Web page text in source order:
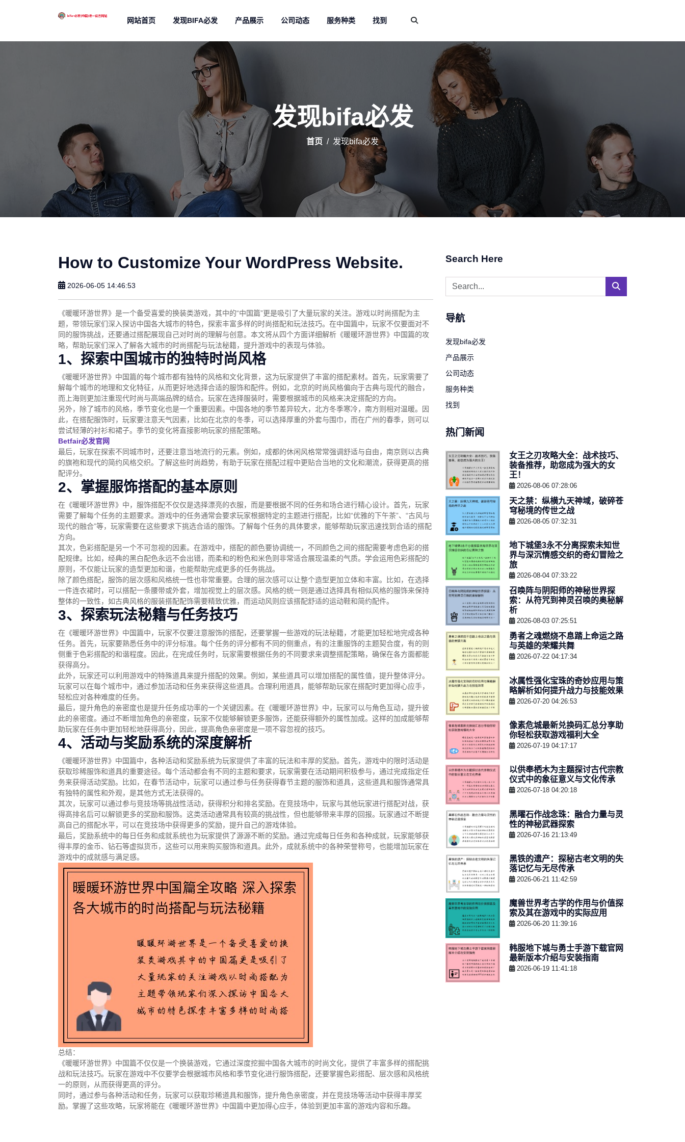
网站首页 发现BIFA必发 产品展示 公司动态 服务种类 找到
发现bifa必发
首页 发现bifa必发
How to Customize Your WordPress Website.
2026-06-05 14:46:53
《暖暖环游世界》是一个备受喜爱的换装类游戏，其中的“中国篇”更是吸引了大量玩家的关注。游戏以时尚搭配为主
题，带领玩家们深入探访中国各大城市的特色，探索丰富多样的时尚搭配和玩法技巧。在中国篇中，玩家不仅要面对不
同的服饰挑战，还要通过搭配展现自己对时尚的理解与创意。本文将从四个方面详细解析《暖暖环游世界》中国篇的攻
略，帮助玩家们深入了解各大城市的时尚搭配与玩法秘籍，提升游戏中的表现与体验。
1、探索中国城市的独特时尚风格
《暖暖环游世界》中国篇的每个城市都有独特的风格和文化背景，这为玩家提供了丰富的搭配素材。首先，玩家需要了
解每个城市的地理和文化特征，从而更好地选择合适的服饰和配件。例如，北京的时尚风格偏向于古典与现代的融合，
而上海则更加注重现代时尚与高端品牌的结合。玩家在选择服装时，需要根据城市的风格来决定搭配的方向。
另外，除了城市的风格，季节变化也是一个重要因素。中国各地的季节差异较大，北方冬季寒冷，南方则相对温暖。因
此，在搭配服饰时，玩家要注意天气因素，比如在北京的冬季，可以选择厚重的外套与围巾，而在广州的春季，则可以
尝试轻薄的衬衫和裙子。季节的变化将直接影响玩家的搭配策略。
Betfair必发官网
最后，玩家在探索不同城市时，还要注意当地流行的元素。例如，成都的休闲风格常常强调舒适与自由，南京则以古典
的旗袍和现代的简约风格交织。了解这些时尚趋势，有助于玩家在搭配过程中更贴合当地的文化和潮流，获得更高的搭
配评分。
2、掌握服饰搭配的基本原则
在《暖暖环游世界》中，服饰搭配不仅仅是选择漂亮的衣服，而是要根据不同的任务和场合进行精心设计。首先，玩家
需要了解每个任务的主题要求。游戏中的任务通常会要求玩家根据特定的主题进行搭配，比如“优雅的下午茶”、“古风与
现代的融合”等，玩家需要在这些要求下挑选合适的服饰。了解每个任务的具体要求，能够帮助玩家迅速找到合适的搭配
方向。
其次，色彩搭配是另一个不可忽视的因素。在游戏中，搭配的颜色要协调统一，不同颜色之间的搭配需要考虑色彩的搭
配规律。比如，经典的黑白配色永远不会出错，而柔和的粉色和米色则非常适合展现温柔的气质。学会运用色彩搭配的
原则，不仅能让玩家的造型更加和谐，也能帮助完成更多的任务挑战。
除了颜色搭配，服饰的层次感和风格统一性也非常重要。合理的层次感可以让整个造型更加立体和丰富。比如，在选择
一件连衣裙时，可以搭配一条腰带或外套，增加视觉上的层次感。风格的统一则是通过选择具有相似风格的服饰来保持
整体的一致性，如古典风格的服装搭配配饰需要精致优雅，而运动风则应该搭配舒适的运动鞋和简约配件。
3、探索玩法秘籍与任务技巧
在《暖暖环游世界》中国篇中，玩家不仅要注意服饰的搭配，还要掌握一些游戏的玩法秘籍，才能更加轻松地完成各种
任务。首先，玩家要熟悉任务中的评分标准。每个任务的评分都有不同的侧重点，有的注重服饰的主题契合度，有的则
侧重于色彩搭配的和谐程度。因此，在完成任务时，玩家需要根据任务的不同要求来调整搭配策略，确保在各方面都能
获得高分。
此外，玩家还可以利用游戏中的特殊道具来提升搭配的效果。例如，某些道具可以增加搭配的属性值，提升整体评分。
玩家可以在每个城市中，通过参加活动和任务来获得这些道具。合理利用道具，能够帮助玩家在搭配时更加得心应手，
轻松应对各种难度的任务。
最后，提升角色的亲密度也是提升任务成功率的一个关键因素。在《暖暖环游世界》中，玩家可以与角色互动，提升彼
此的亲密度。通过不断增加角色的亲密度，玩家不仅能够解锁更多服饰，还能获得额外的属性加成。这样的加成能够帮
助玩家在任务中更加轻松地获得高分，因此，提高角色亲密度是一项不容忽视的技巧。
4、活动与奖励系统的深度解析
《暖暖环游世界》中国篇中，各种活动和奖励系统为玩家提供了丰富的玩法和丰厚的奖励。首先，游戏中的限时活动是
获取珍稀服饰和道具的重要途径。每个活动都会有不同的主题和要求，玩家需要在活动期间积极参与，通过完成指定任
务来获得活动奖励。比如，在春节活动中，玩家可以通过参与任务获得春节主题的服饰和道具，这些道具和服饰通常具
有独特的属性和外观，是其他方式无法获得的。
其次，玩家可以通过参与竞技场等挑战性活动，获得积分和排名奖励。在竞技场中，玩家与其他玩家进行搭配对战，获
得高排名后可以解锁更多的奖励和服饰。这类活动通常具有较高的挑战性，但也能够带来丰厚的回报。玩家通过不断提
高自己的搭配水平，可以在竞技场中获得更多的奖励，提升自己的游戏体验。
最后，奖励系统中的每日任务和成就系统也为玩家提供了源源不断的奖励。通过完成每日任务和各种成就，玩家能够获
得丰厚的金币、钻石等虚拟货币，这些可以用来购买服饰和道具。此外，成就系统中的各种荣誉称号，也能增加玩家在
游戏中的成就感与满足感。
总结：
《暖暖环游世界》中国篇不仅仅是一个换装游戏，它通过深度挖掘中国各大城市的时尚文化，提供了丰富多样的搭配挑
战和玩法技巧。玩家在游戏中不仅要学会根据城市风格和季节变化进行服饰搭配，还要掌握色彩搭配、层次感和风格统
一的原则，从而获得更高的评分。
同时，通过参与各种活动和任务，玩家可以获取珍稀道具和服饰，提升角色亲密度，并在竞技场等活动中获得丰厚奖
励。掌握了这些攻略，玩家将能在《暖暖环游世界》中国篇中更加得心应手，体验到更加丰富的游戏内容和乐趣。
Search Here
导航
发现bifa必发
产品展示
公司动态
服务种类
找到
热门新闻
女王之刃攻略大全：战术技巧、
装备推荐，助您成为强大的女
王！
2026-08-06 07:28:06
天之禁：纵横九天神域，破碎苍
穹秘境的传世之战
2026-08-05 07:32:31
地下城堡3永不分离探索未知世
界与深沉情感交织的奇幻冒险之
旅
2026-08-04 07:33:22
召唤阵与阴阳师的神秘世界探
索：从符咒到神灵召唤的奥秘解
析
2026-08-03 07:25:51
勇者之魂燃烧不息踏上命运之路
与英雄的荣耀共舞
2026-07-22 04:17:34
冰属性强化宝珠的奇妙应用与策
略解析如何提升战力与技能效果
2026-07-20 04:26:53
像素危城最新兑换码汇总分享助
你轻松获取游戏福利大全
2026-07-19 04:17:17
以供奉栖木为主题探讨古代宗教
仪式中的象征意义与文化传承
2026-07-18 04:20:18
黑曜石作战念珠：融合力量与灵
性的神秘武器探索
2026-07-16 21:13:49
黑铁的遗产：探秘古老文明的失
落记忆与无尽传承
2026-06-21 11:42:59
魔兽世界考古学的作用与价值探
索及其在游戏中的实际应用
2026-06-20 11:39:16
韩服地下城与勇士手游下载官网
最新版本介绍与安装指南
2026-06-19 11:41:18